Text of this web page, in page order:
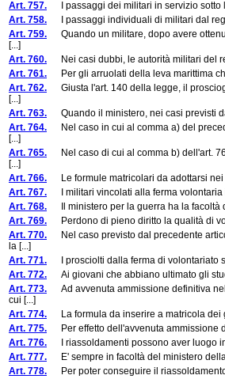
Art. 757. I passaggi dei militari in servizio sotto
Art. 758. I passaggi individuali di militari dal
Art. 759. Quando un militare, dopo avere
[...]
Art. 760. Nei casi dubbi, le autorità militari del
Art. 761. Per gli arruolati della leva marittima
Art. 762. Giusta l'art. 140 della legge, il
[...]
Art. 763. Quando il ministero, nei casi previsti
Art. 764. Nel caso in cui al comma a) del
[...]
Art. 765. Nel caso di cui al comma b) dell'art.
[...]
Art. 766. Le formule matricolari da adottarsi nei
Art. 767. I militari vincolati alla ferma volontaria
Art. 768. Il ministero per la guerra ha la facoltà
Art. 769. Perdono di pieno diritto la qualità di
Art. 770. Nel caso previsto dal precedente
la [...]
Art. 771. I prosciolti dalla ferma di volontariato
Art. 772. Ai giovani che abbiano ultimato gli
Art. 773. Ad avvenuta ammissione definitiva
cui [...]
Art. 774. La formula da inserire a matricola dei
Art. 775. Per effetto dell'avvenuta ammissione
Art. 776. I riassoldamenti possono aver luogo
Art. 777. E' sempre in facoltà del ministero
Art. 778. Per poter conseguire il